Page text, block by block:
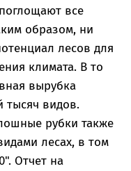
все
образом, ни
лесов для
климата. В то
вырубка
тысяч видов.
рубки также
лесах, в том
Отчет на